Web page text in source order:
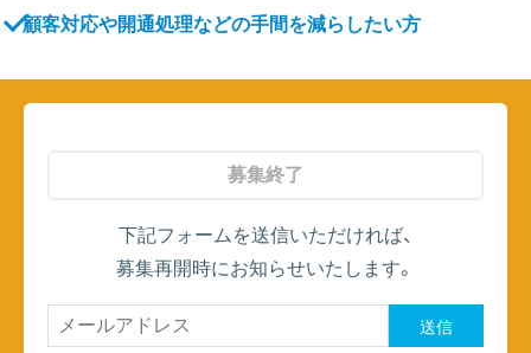
顧客対応や開通処理などの手間を減らしたい方
募集終了
下記フォームを送信いただければ、
募集再開時にお知らせいたします。
送信